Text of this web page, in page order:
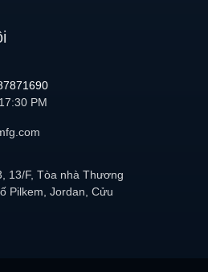
PM
13/F, Tòa nhà Thương
Pilkem, Jordan, Cửu